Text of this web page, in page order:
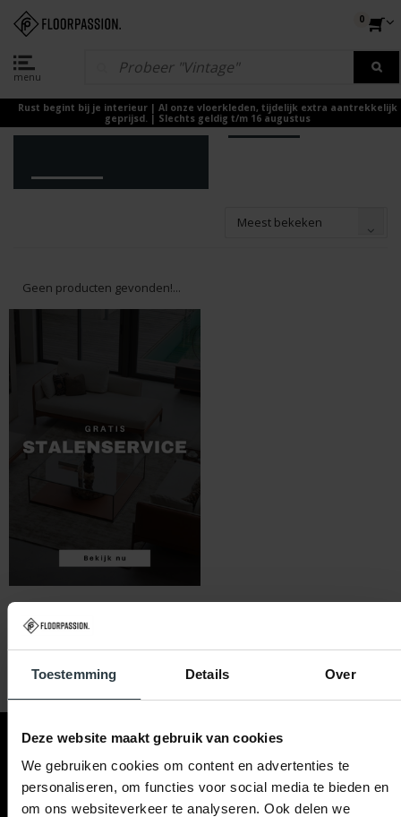
Toestemming Details Over
Deze website maakt gebruik van cookies
We gebruiken cookies om content en advertenties te
personaliseren, om functies voor social media te bieden en
om ons websiteverkeer te analyseren. Ook delen we
menu
0
Rust begint bij je interieur | Al onze vloerkleden, tijdelijk extra aantrekkelijk
geprijsd. | Slechts geldig t/m 16 augustus
Meest bekeken
Geen producten gevonden!...
Contact & hulp
Ma t/m Za 09:00 - 21:00
Klantenservice
Betaalmogelijkheden
Floorpassion
Blog